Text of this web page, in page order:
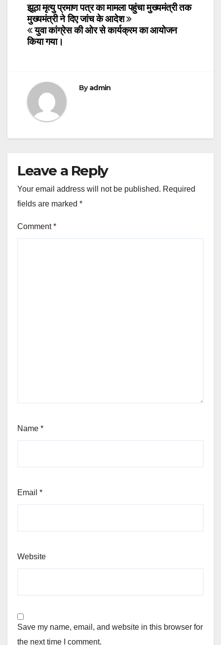
Post
navigation
झूठा मृत्यु प्रमाण पत्र का मामला पहुंचा मुख्यमंत्री तक
मुख्यमंत्री ने दिए जांच के आदेश
युवा कांग्रेस की ओर से कार्यक्रम का आयोजन
किया गया।
Byadmin
Leave a Reply
Your email address will not be published. Required
fields are marked *
Comment*
Name *
Email *
Website
Save my name, email, and website in this browser for
the next time I comment.